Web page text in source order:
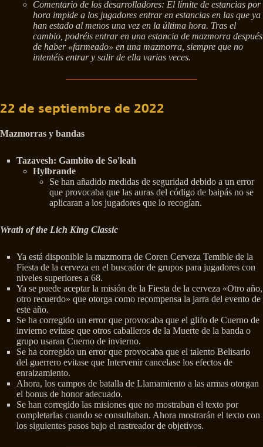
Comentario de los desarrolladores: El límite de estancias por
hora impide a los jugadores entrar en estancias en las que ya
han estado al menos una vez en la última hora. Tras el
cambio, podréis entrar en una estancia de mazmorra después
de haber «farmeado» en una mazmorra, siempre que no
intentéis entrar y salir de ella varias veces.
22 de septiembre de 2022
Mazmorras y bandas
Tazavesh: Gambito de So'leah
Hylbrande
Se han añadido medidas de seguridad debido a un error
que provocaba que las auras del código de baipás no se
aplicaran a los jugadores que lo recogían.
Wrath of the Lich King Classic
Ya está disponible la mazmorra de Coren Cerveza Temible de la
Fiesta de la cerveza en el buscador de grupos para jugadores con
niveles superiores a 68.
Ya se puede aceptar la misión de la Fiesta de la cerveza «Otro año,
otro recuerdo» que otorga como recompensa la jarra del evento de
este año.
Se ha corregido un error que provocaba que el glifo de Cuerno de
invierno evitase que otros caballeros de la Muerte de la banda o
grupo usaran Cuerno de invierno.
Se ha corregido un error que provocaba que el talento Belisario
del guerrero evitase que Intervenir cancelase los efectos de
enraizamiento.
Ahora, los campos de batalla de Llamamiento a las armas otorgan
el bonus de honor adecuado.
Se han corregido las misiones que no mostraban el texto por
completarlas cuando se consultaban. Ahora mostrarán el texto con
los siguientes pasos bajo el rastreador de objetivos.